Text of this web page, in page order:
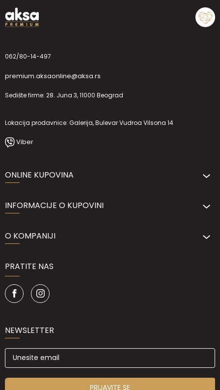
062/80-14-497
premium.aksaonline@aksa.rs
Sedište firme: 28. Juna 3, 11000 Beograd
Lokacija prodavnice: Galerija, Bulevar Vudroa Vilsona 14
Viber
ONLINE KUPOVINA
INFORMACIJE O KUPOVINI
O KOMPANIJI
PRATITE NAS
NEWSLETTER
PRIJAVITE SE